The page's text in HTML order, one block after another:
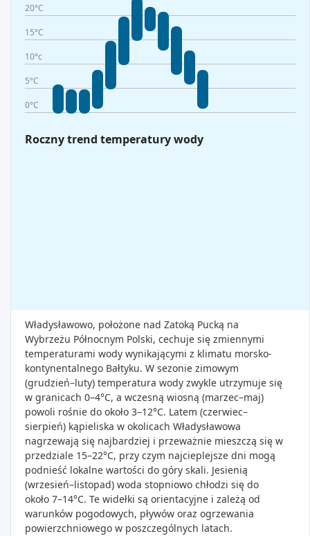
20°C
15°C
10°c
5°C
0°C
Roczny trend temperatury wody
Władysławowo, położone nad Zatoką Pucką na
Wybrzeżu Północnym Polski, cechuje się zmiennymi
temperaturami wody wynikającymi z klimatu morsko-
kontynentalnego Bałtyku. W sezonie zimowym
(grudzień–luty) temperatura wody zwykle utrzymuje się
w granicach 0–4°C, a wczesną wiosną (marzec–maj)
powoli rośnie do około 3–12°C. Latem (czerwiec–
sierpień) kąpieliska w okolicach Władysławowa
nagrzewają się najbardziej i przeważnie mieszczą się w
przedziale 15–22°C, przy czym najcieplejsze dni mogą
podnieść lokalne wartości do góry skali. Jesienią
(wrzesień–listopad) woda stopniowo chłodzi się do
około 7–14°C. Te widełki są orientacyjne i zależą od
warunków pogodowych, pływów oraz ogrzewania
powierzchniowego w poszczególnych latach.